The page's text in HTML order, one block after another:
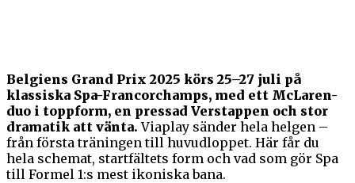
Belgiens Grand Prix 2025 körs 25–27 juli på
klassiska Spa-Francorchamps, med ett McLaren-
duo i toppform, en pressad Verstappen och stor
dramatik att vänta. Viaplay sänder hela helgen –
från första träningen till huvudloppet. Här får du
hela schemat, startfältets form och vad som gör Spa
till Formel 1:s mest ikoniska bana.